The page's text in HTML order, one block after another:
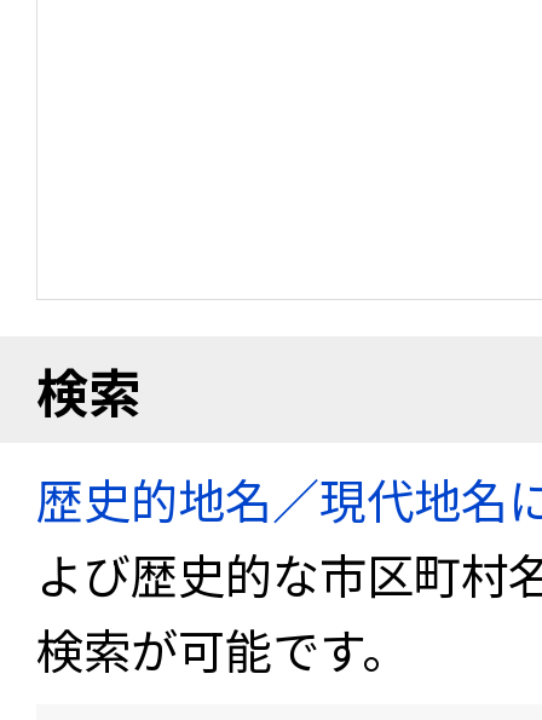
検索
歴史的地名／現代地名
よび歴史的な市区町村
検索が可能です。